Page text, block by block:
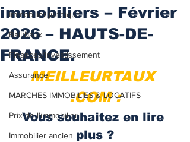
Immobilier juridique
Bail/baux
Finances/Investissement
Assurance
MARCHES IMMOBILIES & LOCATIFS
Prix de l'immobilier
Immobilier ancien
immobiliers – Février
2026 – HAUTS-DE-
FRANCE.
MEILLEURTAUX
.COM :
Vous souhaitez en lire
plus ?